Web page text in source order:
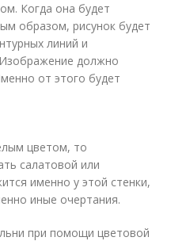
Когда она будет
образом, рисунок будет
линий и
должно
от этого будет
цветом, то
салатовой или
именно у этой стенки,
иные очертания.
при помощи цветовой